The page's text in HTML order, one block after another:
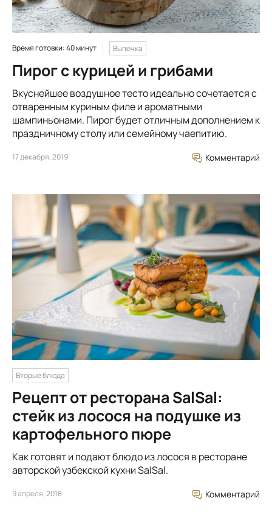
Время готовки: 40 минут Выпечка
Пирог с курицей и грибами
Вкуснейшее воздушное тесто идеально сочетается с
отваренным куриным филе и ароматными
шампиньонами. Пирог будет отличным дополнением к
праздничному столу или семейному чаепитию.
17 декабря, 2019 Комментарий
Вторые блюда
Рецепт от ресторана SalSal:
стейк из лосося на подушке из
картофельного пюре
Как готовят и подают блюдо из лосося в ресторане
авторской узбекской кухни SalSal.
9 апреля, 2018 Комментарий